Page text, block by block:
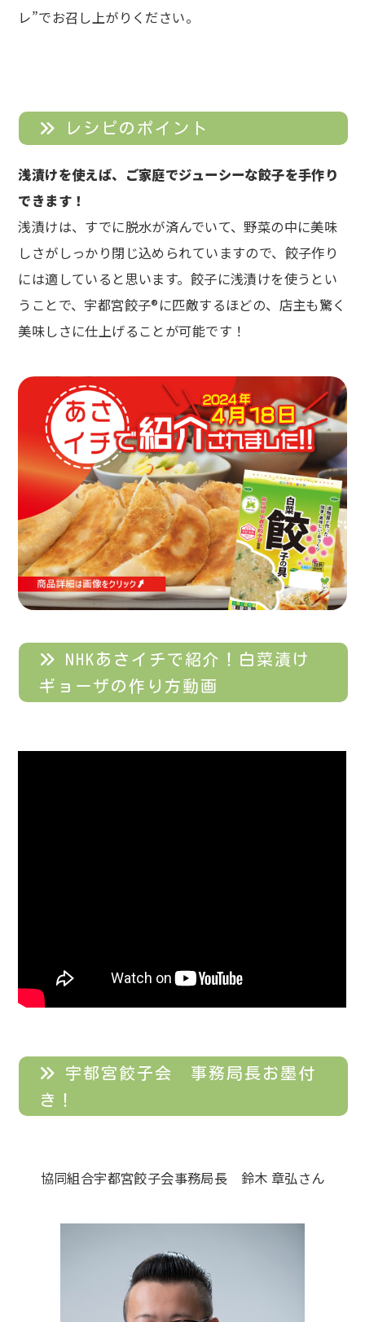
レ”でお召し上がりください。
レシピのポイント
浅漬けを使えば、ご家庭でジューシーな餃子を手作り
できます！
浅漬けは、すでに脱水が済んでいて、野菜の中に美味
しさがしっかり閉じ込められていますので、餃子作り
には適していると思います。餃子に浅漬けを使うとい
うことで、宇都宮餃子®に匹敵するほどの、店主も驚く
美味しさに仕上げることが可能です！
NHKあさイチで紹介！白菜漬け
ギョーザの作り方動画
宇都宮餃子会 事務局長お墨付
き！
協同組合宇都宮餃子会事務局長 鈴木 章弘さん